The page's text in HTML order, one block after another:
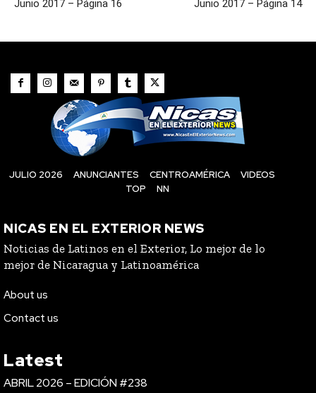
Junio 2017 – Página 16 Junio 2017 – Página 14
JULIO 2026 ANUNCIANTES CENTROAMÉRICA
VIDEOS
TOP
NN
NICAS EN EL EXTERIOR NEWS
Noticias de Latinos en el Exterior, Lo mejor de lo
mejor de Nicaragua y Latinoamérica
About us
Contact us
Latest
ABRIL 2026 – EDICIÓN #238